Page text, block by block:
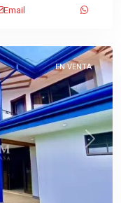
Email
Next
EN VENTA